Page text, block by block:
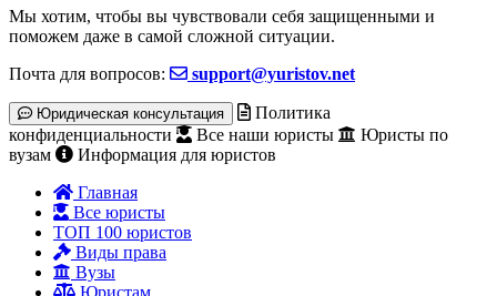
Мы хотим, чтобы вы чувствовали себя защищенными и
поможем даже в самой сложной ситуации.
Почта для вопросов:
support@yuristov.net
Юридическая консультация
Политика
конфиденциальности
Все наши юристы
Юристы по
вузам
Информация для юристов
Главная
Все юристы
ТОП 100 юристов
Виды права
Вузы